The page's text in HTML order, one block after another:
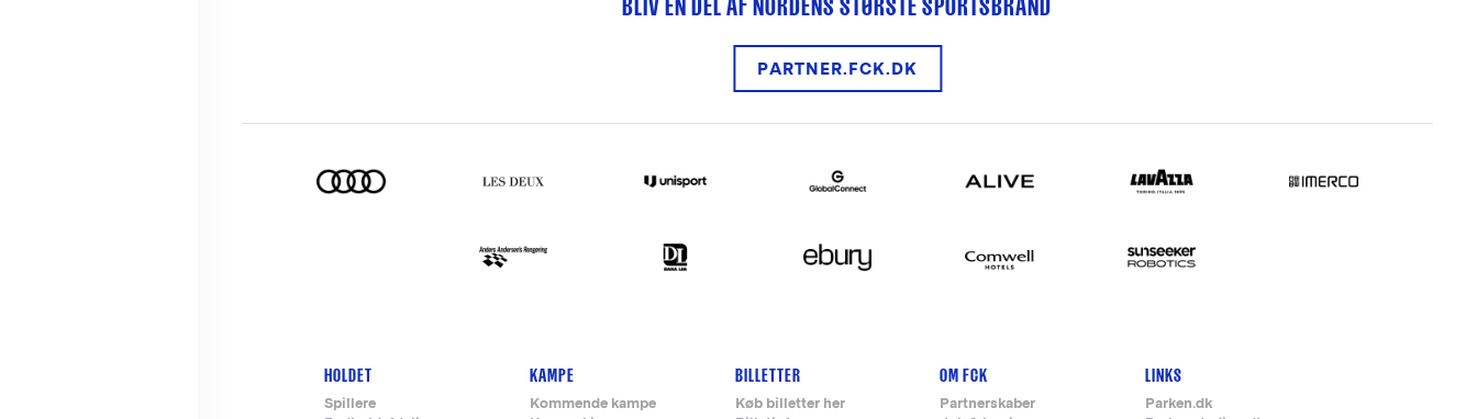
PARTNER.FCK.DK
Footer-
HOLDET
Spillere
KAMPE
Kommende kampe
BILLETTER
Køb billetter her
OM FCK
Partnerskaber
LINKS
Parken.dk